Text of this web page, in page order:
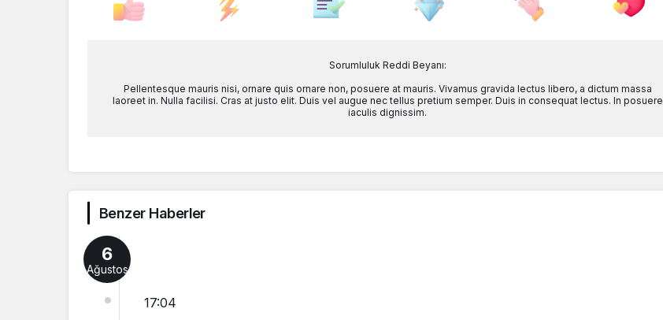
Sorumluluk Reddi Beyanı:
Pellentesque mauris nisi, ornare quis ornare non, posuere at mauris. Vivamus gravida lectus libero, a dictum massa
laoreet in. Nulla facilisi. Cras at justo elit. Duis vel augue nec tellus pretium semper. Duis in consequat lectus. In posuere
iaculis dignissim.
Benzer Haberler
6
Ağustos
17:04